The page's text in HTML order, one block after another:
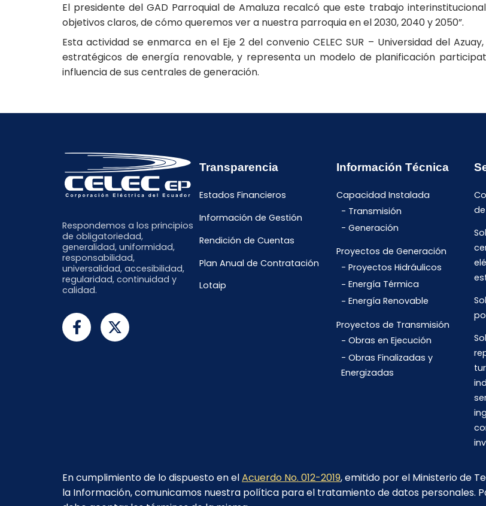
El presidente del GAD Parroquial de Amaluza recalcó que este trabajo
objetivos claros, de cómo queremos ver a nuestra parroquia en el 2030, 2040 y 2050”.
Esta actividad se enmarca en el Eje 2 del convenio CELEC SUR – Universidad del
estratégicos de energía renovable, y representa un modelo de planificación
influencia de sus centrales de generación.
Respondemos a los principios
de obligatoriedad,
generalidad, uniformidad,
responsabilidad,
universalidad, accesibilidad,
regularidad, continuidad y
calidad.
Transparencia
Estados Financieros
Información de Gestión
Rendición de Cuentas
Plan Anual de Contratación
Lotaip
Información Técnica
Capacidad Instalada
Transmisión
Generación
Proyectos de Generación
Proyectos Hidráulicos
Energía Térmica
Energía Renovable
Proyectos de Transmisión
Obras en Ejecución
Obras Finalizadas y
Energizadas
En cumplimiento de lo dispuesto en elAcuerdo No. 012-2019, emitido por el Ministerio de
la Información, comunicamos nuestra política para el tratamiento de datos personales.